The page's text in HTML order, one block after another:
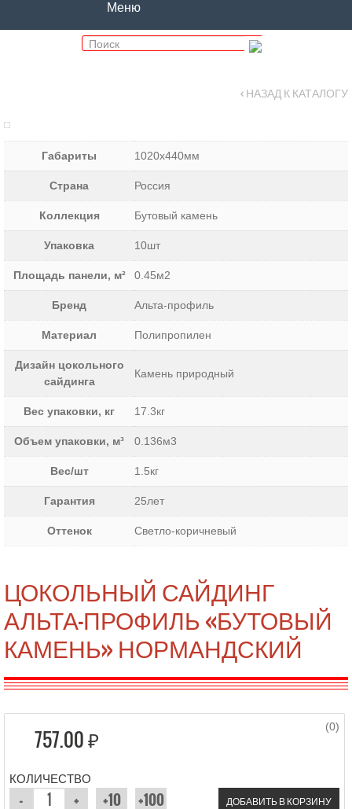
Меню
‹ НАЗАД К КАТАЛОГУ
Габариты 1020х440мм
Страна Россия
Коллекция Бутовый камень
Упаковка 10шт
Площадь панели, м² 0.45м2
Бренд Альта-профиль
Материал Полипропилен
Дизайн цокольного
сайдинга
Камень природный
Вес упаковки, кг 17.3кг
Объем упаковки, м³ 0.136м3
Вес/шт 1.5кг
Гарантия 25лет
Оттенок Светло-коричневый
ЦОКОЛЬНЫЙ САЙДИНГ
АЛЬТА-ПРОФИЛЬ «БУТОВЫЙ
КАМЕНЬ» НОРМАНДСКИЙ
(0)
757.00 ₽
КОЛИЧЕСТВО
ДОБАВИТЬ В КОРЗИНУ